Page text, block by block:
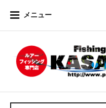
メニュー